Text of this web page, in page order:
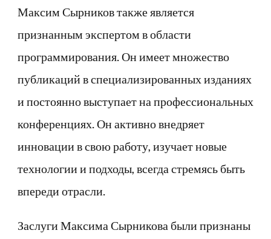
Максим Сырников также является
признанным экспертом в области
программирования. Он имеет множество
публикаций в специализированных изданиях
и постоянно выступает на профессиональных
конференциях. Он активно внедряет
инновации в свою работу, изучает новые
технологии и подходы, всегда стремясь быть
впереди отрасли.
Заслуги Максима Сырникова были признаны